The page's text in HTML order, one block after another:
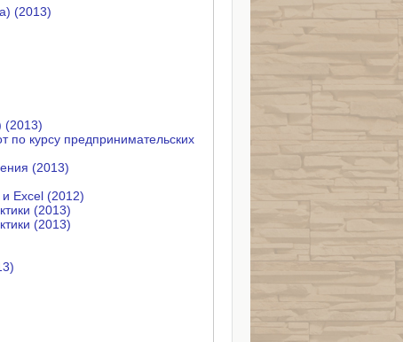
(2013)
(2013)
по курсу предпринимательских
(2013)
Excel (2012)
(2013)
(2013)